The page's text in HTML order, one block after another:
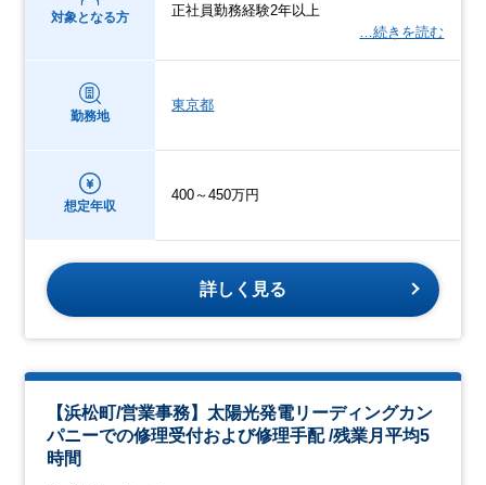
対象となる方
正社員勤務経験2年以上
…続きを読む
勤務地
東京都
想定年収
400～450万円
詳しく見る
【浜松町/営業事務】太陽光発電リーディングカン
パニーでの修理受付および修理手配 /残業月平均5
時間